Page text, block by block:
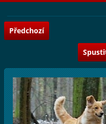
Předchozí